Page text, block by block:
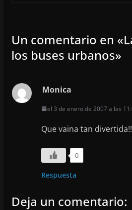
Un comentario en «
los buses urbanos»
Monica
el 3 de enero de 2007 a las
Que vaina tan
0
Respuesta
Deja un comentario: